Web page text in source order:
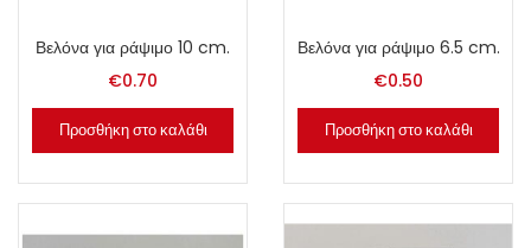
Βελόνα για ράψιμο 10 cm.
€0.70
Προσθήκη στο καλάθι
Βελόνα για ράψιμο 6.5 cm.
€0.50
Προσθήκη στο καλάθι